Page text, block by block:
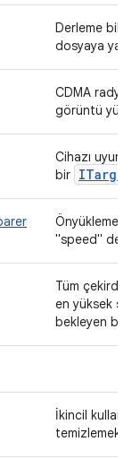
Derleme
dosyaya
CDMA
görüntü
Cihazı
bir ITarget
Önyükleme
"speed"
Tüm
en yüksek
bekleyen bir
İkincil
temizlemek